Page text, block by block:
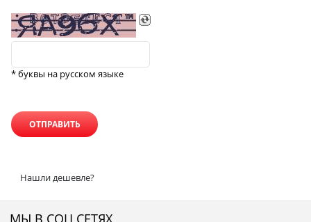
* буквы на русском языке
Нашли дешевле?